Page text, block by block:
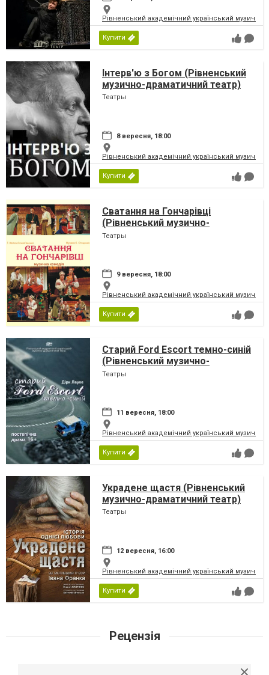
Рівненський академічний український музично-
Купити
Інтерв'ю з Богом (Рівненський
музично-драматичний театр)
Театры
8 вересня, 18:00
Рівненський академічний український музично-
Купити
Сватання на Гончарівці
(Рівненський музично-
драматичний театр)
Театры
9 вересня, 18:00
Рівненський академічний український музично-
Купити
Старий Ford Escort темно-синій
(Рівненський музично-
драматичний театр)
Театры
11 вересня, 18:00
Рівненський академічний український музично-
Купити
Украдене щастя (Рівненський
музично-драматичний театр)
Театры
12 вересня, 16:00
Рівненський академічний український музично-
Купити
Рецензія